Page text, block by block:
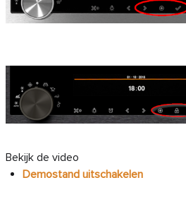
Bekijk de video
Demostand uitschakelen